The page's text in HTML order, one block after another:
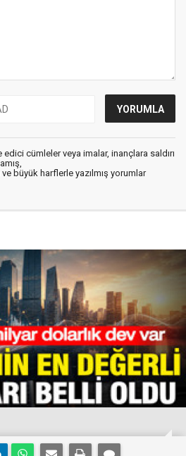
cümleler veya imalar, inançlara saldırı
büyük harflerle yazılmış yorumlar